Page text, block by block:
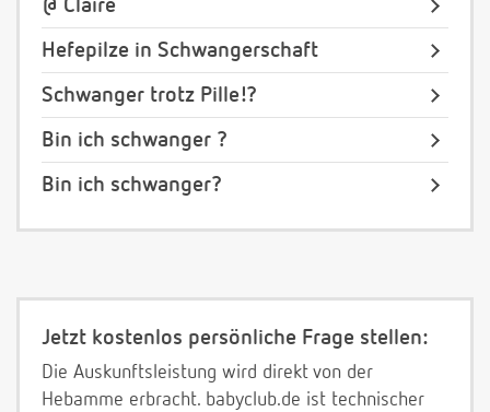
@ Claire
Hefepilze in Schwangerschaft
Schwanger trotz Pille!?
Bin ich schwanger ?
Bin ich schwanger?
Jetzt kostenlos persönliche Frage stellen:
Die Auskunftsleistung wird direkt von der
Hebamme erbracht. babyclub.de ist technischer